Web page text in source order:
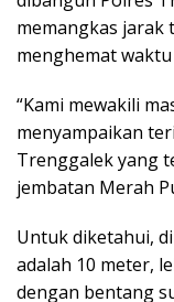
memangkas jarak
menghemat
“Kami mewakili
menyampaikan
Trenggalek yang
jembatan Merah
Untuk diketahui,
adalah 10 meter,
dengan bentang